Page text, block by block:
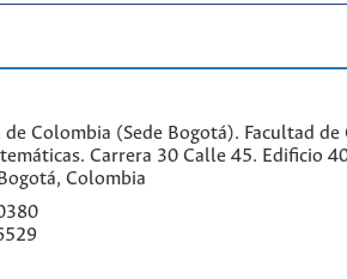
Colombia (Sede Bogotá). Facultad de
Carrera 30 Calle 45. Edificio
Colombia